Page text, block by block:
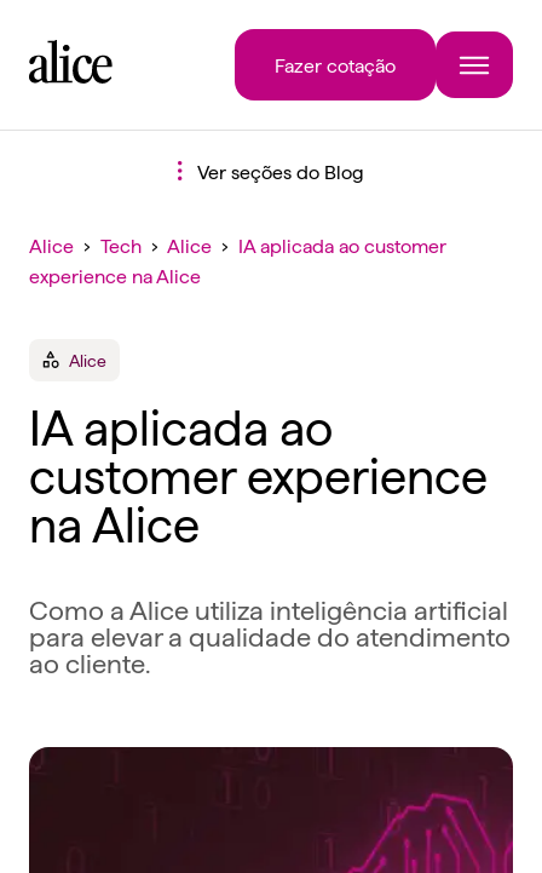
Fazer cotação
Ver seções do Blog
Alice › Tech › Alice › IA aplicada ao customer
experience na Alice
Alice
IA aplicada ao
customer experience
na Alice
Como a Alice utiliza inteligência artificial
para elevar a qualidade do atendimento
ao cliente.